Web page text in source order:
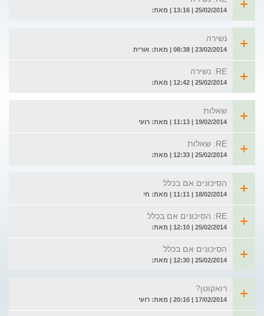
25/02/2014 | 13:16 | מאת:
נשירה
23/02/2014 | 08:38 | מאת: אורית
RE: נשירה
25/02/2014 | 12:42 | מאת:
שאלות
19/02/2014 | 11:13 | מאת: רועי
RE: שאלות
25/02/2014 | 12:33 | מאת:
הסיכונים אם בכלל
18/02/2014 | 11:11 | מאת: חי
RE: הסיכונים אם בכלל
25/02/2014 | 12:10 | מאת:
הסיכונים אם בכלל
25/02/2014 | 12:30 | מאת:
רואקוטן?
17/02/2014 | 20:16 | מאת: רועי